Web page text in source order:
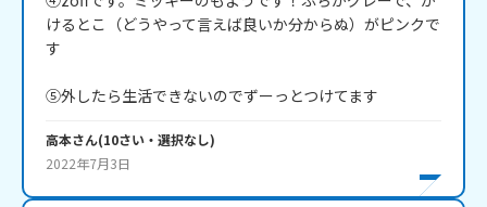
けるとこ（どうやって言えば良いか分からぬ）がピンクで
す
⑤外したら生活できないのでずーっとつけてます
高本さん(10さい・ 選択なし)
2022年7月3日